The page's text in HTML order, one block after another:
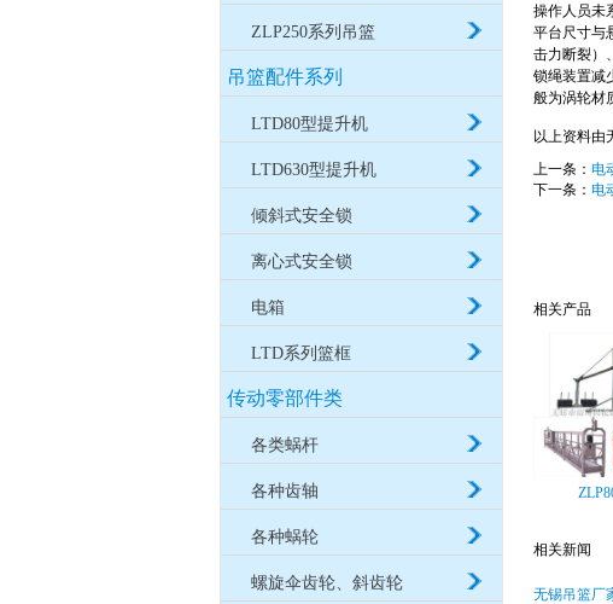
ZLP250系列吊篮
吊篮配件系列
LTD80型提升机
LTD630型提升机
倾斜式安全锁
离心式安全锁
电箱
LTD系列篮框
传动零部件类
各类蜗杆
各种齿轴
各种蜗轮
螺旋伞齿轮、斜齿轮
操作人员未
平台尺寸与
击力断裂）
锁绳装置减
般为涡轮材
以上资料由
上一条： 电
下一条： 电
相关产品
相关新闻
无锡吊篮厂